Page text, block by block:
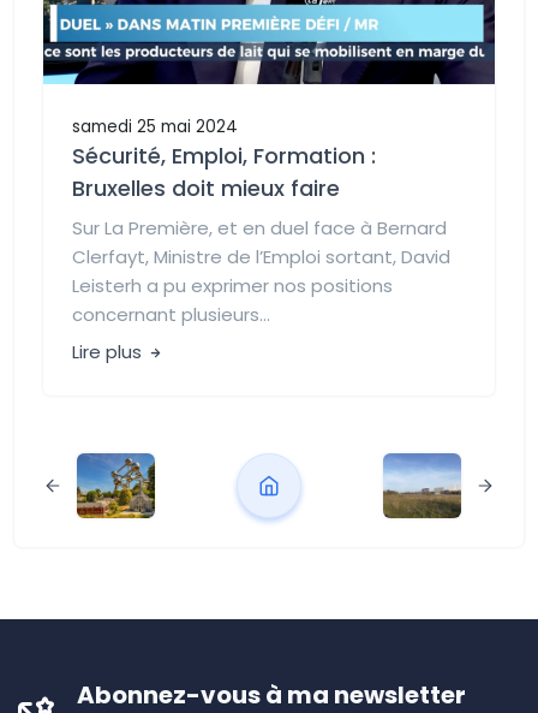
samedi 25 mai 2024
Sécurité, Emploi, Formation :
Bruxelles doit mieux faire
Sur La Première, et en duel face à Bernard
Clerfayt, Ministre de l’Emploi sortant, David
Leisterh a pu exprimer nos positions
concernant plusieurs...
Lire plus
Abonnez-vous à ma newsletter